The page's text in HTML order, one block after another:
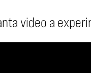
video a